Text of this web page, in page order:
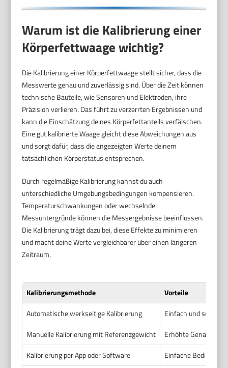
Warum ist die Kalibrierung einer
Körperfettwaage wichtig?
Die Kalibrierung einer Körperfettwaage stellt sicher, dass die
Messwerte genau und zuverlässig sind. Über die Zeit können
technische Bauteile, wie Sensoren und Elektroden, ihre
Präzision verlieren. Das führt zu verzerrten Ergebnissen und
kann die Einschätzung deines Körperfettanteils verfälschen.
Eine gut kalibrierte Waage gleicht diese Abweichungen aus
und sorgt dafür, dass die angezeigten Werte deinem
tatsächlichen Körperstatus entsprechen.
Durch regelmäßige Kalibrierung kannst du auch
unterschiedliche Umgebungsbedingungen kompensieren.
Temperaturschwankungen oder wechselnde
Messuntergründe können die Messergebnisse beeinflussen.
Die Kalibrierung trägt dazu bei, diese Effekte zu minimieren
und macht deine Werte vergleichbarer über einen längeren
Zeitraum.
Kalibrierungsmethode
Vorteile
Automatische werkseitige Kalibrierung
Einfach und
Manuelle Kalibrierung mit Referenzgewicht
Erhöhte
Kalibrierung per App oder Software
Einfache